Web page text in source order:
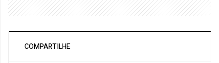
COMPARTILHE